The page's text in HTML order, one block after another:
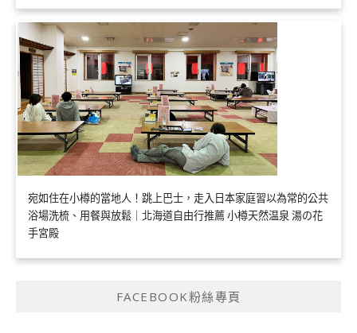
宛如住在小樽的當地人！跳上巴士，走入日本家庭習以為常的公共
浴場洗梳、用餐與放鬆｜北海道自由行推薦 小樽天然温泉 湯の花
手宮殿
FACEBOOK粉絲專頁